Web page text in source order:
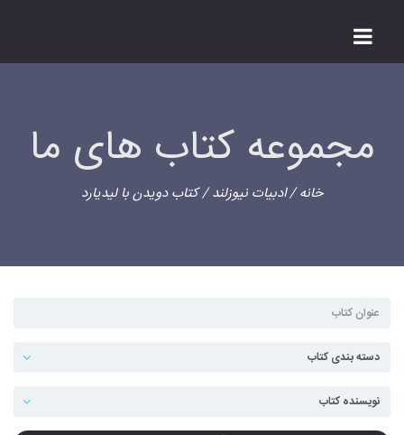
مجموعه کتاب های ما
خانه/ادبیات نیوزلند/ کتاب دویدن با لیدیارد